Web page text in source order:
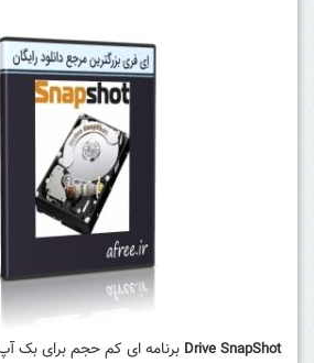
Drive SnapShot برنامه ای کم حجم برای بک